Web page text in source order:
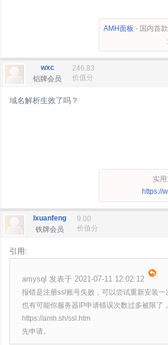
AMH面板 - 国内首
wxc
铝牌会员
246.83
价值分
域名解析生效了吗？
实用
https://
lxuanfeng
铁牌会员
9.00
价值分
引用:
amysql 发表于 2021-07-11 12:02:12
报错是注册ssl账号失败，可以尝试重新安装一
也有可能你服务器IP申请错误次数过多被限了
https://amh.sh/ssl.htm
先申请。